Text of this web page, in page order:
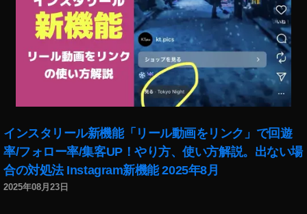
インスタリール新機能「リール動画をリンク」で回遊
率/フォロー率/集客UP！やり方、使い方解説。出ない場
合の対処法 Instagram新機能 2025年8月
2025年08月23日